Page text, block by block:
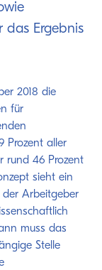
Ergebnis
2018 die
für
Prozent aller
rund 46 Prozent
sieht ein
der Arbeitgeber
muss das
Stelle